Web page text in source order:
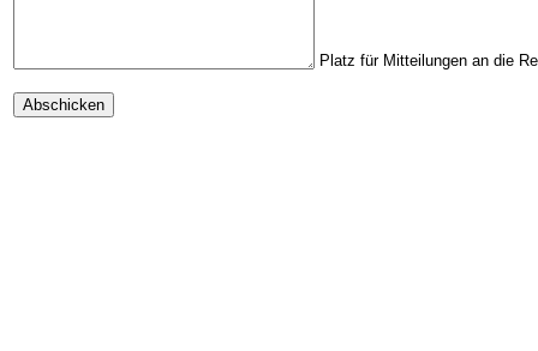
Platz für Mitteilungen an die